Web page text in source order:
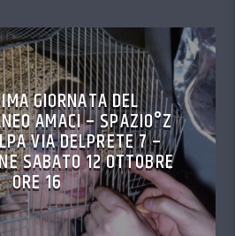
GIORNATA DEL
AMACI – SPAZIO°Z
VIA DELPRETE 7 –
SABATO 12 OTTOBRE
ORE 16